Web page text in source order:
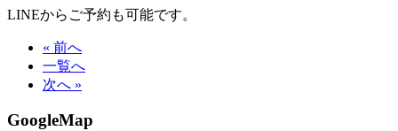
LINEからご予約も可能です。
« 前へ
一覧へ
次へ »
GoogleMap